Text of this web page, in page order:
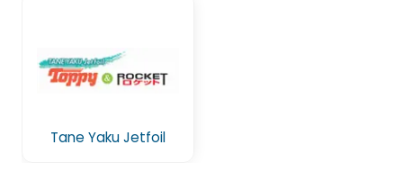
Tane Yaku Jetfoil